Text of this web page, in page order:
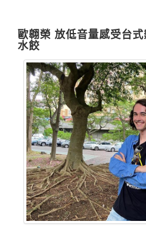
歐翱榮 放低音量感受台
水餃